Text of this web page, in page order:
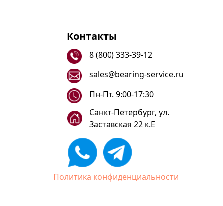
Контакты
8 (800) 333-39-12
sales@bearing-service.ru
Санкт-Петербург, ул.
Заставская 22 к.Е
Пн-Пт. 9:00-17:30
Политика конфиденциальности